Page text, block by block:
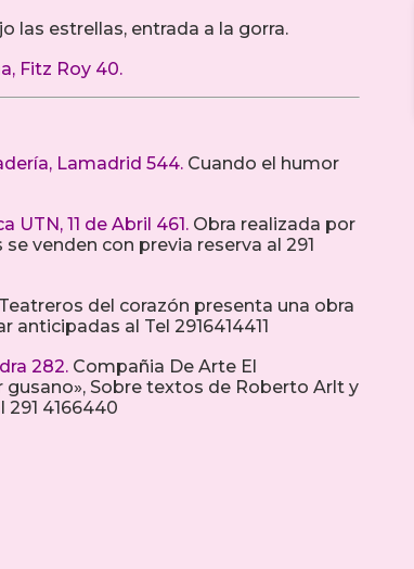
las estrellas, entrada a la gorra.
Fitz Roy 40.
Lamadrid 544. Cuando el humor
UTN, 11 de Abril 461. Obra realizada por
venden con previa reserva al 291
del corazón presenta una obra
al Tel 2916414411
282. Compañia De Arte El
Sobre textos de Roberto Arlt y
291 4166440